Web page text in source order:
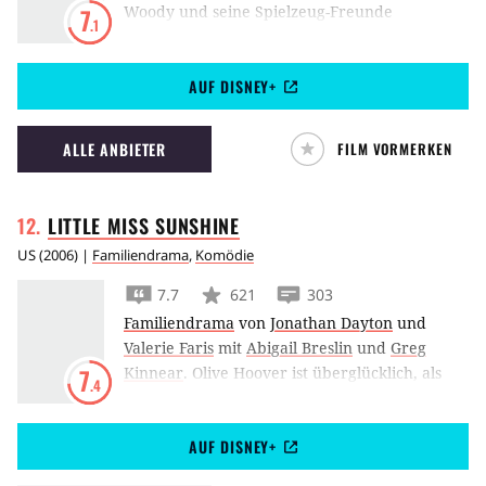
7.1
Woody und seine Spielzeug-Freunde
alt für sie geworden ist. In einem
Kindergarten erhoffen sie neue Verwendung
zu finden…
AUF DISNEY+
ALLE ANBIETER FILM VORMERKEN
LITTLE MISSSUNSHINE
US(2006) | Familiendrama, Komödie
7.4
7.7 621
303
Familiendrama von Jonathan Dayton und
Valerie Faris mit Abigail Breslin und Greg
Kinnear. Olive Hoover ist überglücklich, als
Little Miss Sunshine-Schönheitswettbewerb
fährt. Nicht nur für das kleine Mädchen ist
dies der Beginn eines großen Abenteuers.
AUF DISNEY+